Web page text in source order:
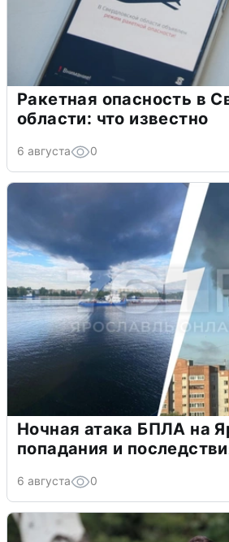
Ракетная опасность в
области: что известно
6 августа 0
Ночная атака БПЛА на
попадания и
6 августа 0